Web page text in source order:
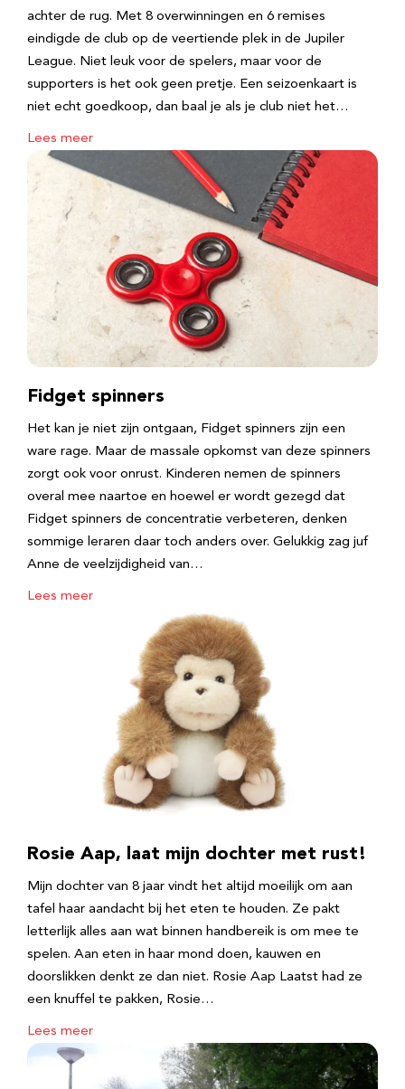
achter de rug. Met 8 overwinningen en 6 remises
eindigde de club op de veertiende plek in de Jupiler
League. Niet leuk voor de spelers, maar voor de
supporters is het ook geen pretje. Een seizoenkaart is
niet echt goedkoop, dan baal je als je club niet het…
Lees meer
Fidget spinners
Het kan je niet zijn ontgaan, Fidget spinners zijn een
ware rage. Maar de massale opkomst van deze spinners
zorgt ook voor onrust. Kinderen nemen de spinners
overal mee naartoe en hoewel er wordt gezegd dat
Fidget spinners de concentratie verbeteren, denken
sommige leraren daar toch anders over. Gelukkig zag juf
Anne de veelzijdigheid van…
Lees meer
Rosie Aap, laat mijn dochter met rust!
Mijn dochter van 8 jaar vindt het altijd moeilijk om aan
tafel haar aandacht bij het eten te houden. Ze pakt
letterlijk alles aan wat binnen handbereik is om mee te
spelen. Aan eten in haar mond doen, kauwen en
doorslikken denkt ze dan niet. Rosie Aap Laatst had ze
een knuffel te pakken, Rosie…
Lees meer